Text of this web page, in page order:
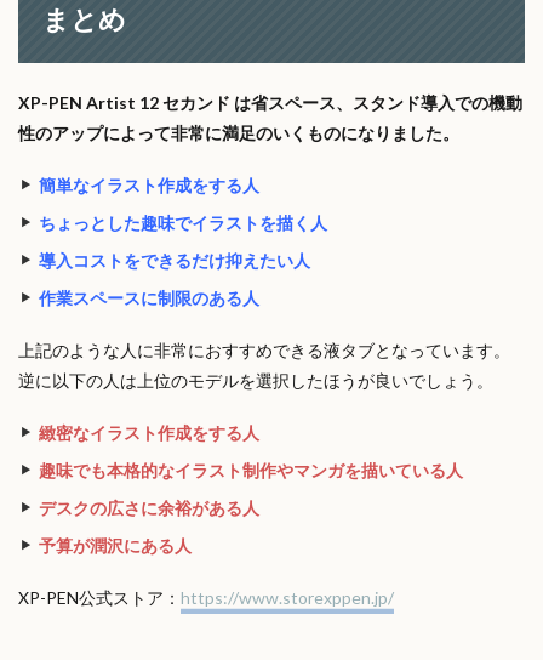
まとめ
XP-PEN Artist 12 セカンド は省スペース、スタンド導入での機動
性のアップによって非常に満足のいくものになりました。
簡単なイラスト作成をする人
ちょっとした趣味でイラストを描く人
導入コストをできるだけ抑えたい人
作業スペースに制限のある人
上記のような人に非常におすすめできる液タブとなっています。
逆に以下の人は上位のモデルを選択したほうが良いでしょう。
緻密なイラスト作成をする人
趣味でも本格的なイラスト制作やマンガを描いている人
デスクの広さに余裕がある人
予算が潤沢にある人
XP-PEN公式ストア： https://www.storexppen.jp/